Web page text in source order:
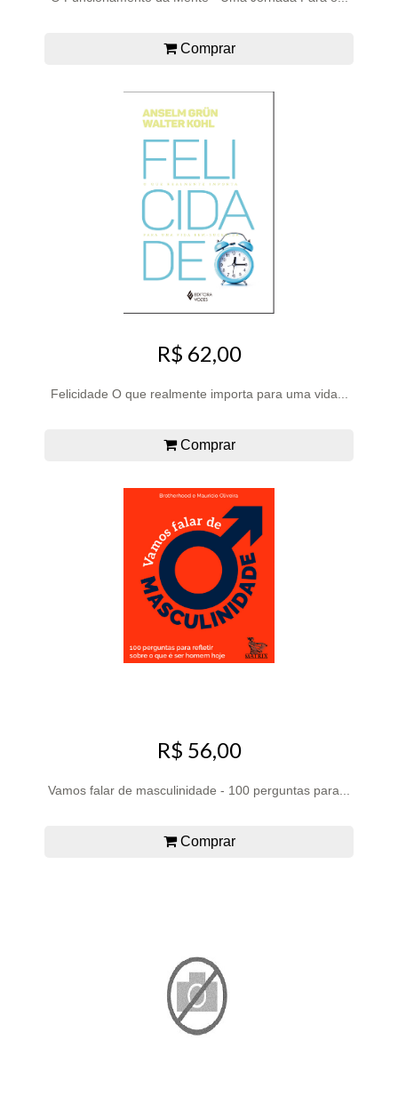
Comprar
R$ 62,00
Felicidade O que realmente importa para uma vida...
Comprar
R$ 56,00
Vamos falar de masculinidade - 100 perguntas para...
Comprar